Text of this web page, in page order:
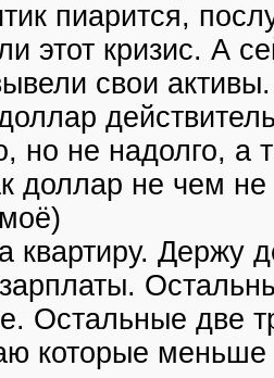
пиарится,
этот кризис. А
свои активы.
но не надолго, а
доллар не чем
Держу
Остальные две
которые меньше